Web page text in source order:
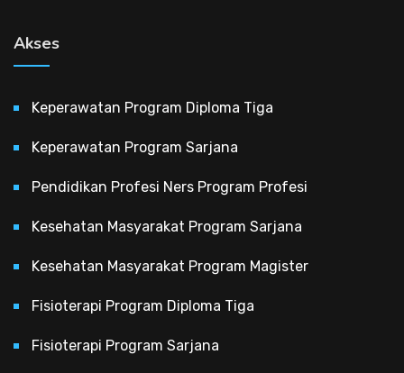
Akses
Keperawatan Program Diploma Tiga
Keperawatan Program Sarjana
Pendidikan Profesi Ners Program Profesi
Kesehatan Masyarakat Program Sarjana
Kesehatan Masyarakat Program Magister
Fisioterapi Program Diploma Tiga
Fisioterapi Program Sarjana